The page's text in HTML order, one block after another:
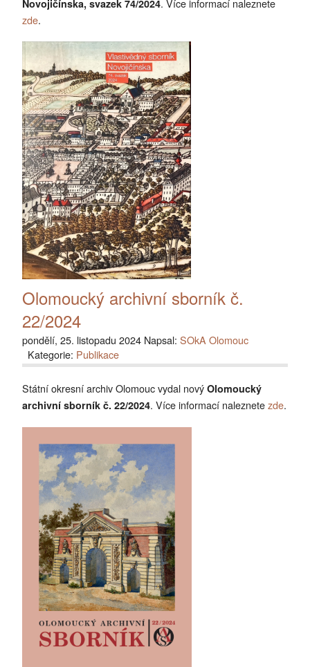
Novojičínska, svazek 74/2024. Více informací naleznete
zde.
Olomoucký archivní sborník č.
22/2024
pondělí, 25. listopadu 2024 Napsal: SOkA Olomouc
Kategorie: Publikace
Státní okresní archiv Olomouc vydal nový Olomoucký
archivní sborník č. 22/2024. Více informací naleznetezde.